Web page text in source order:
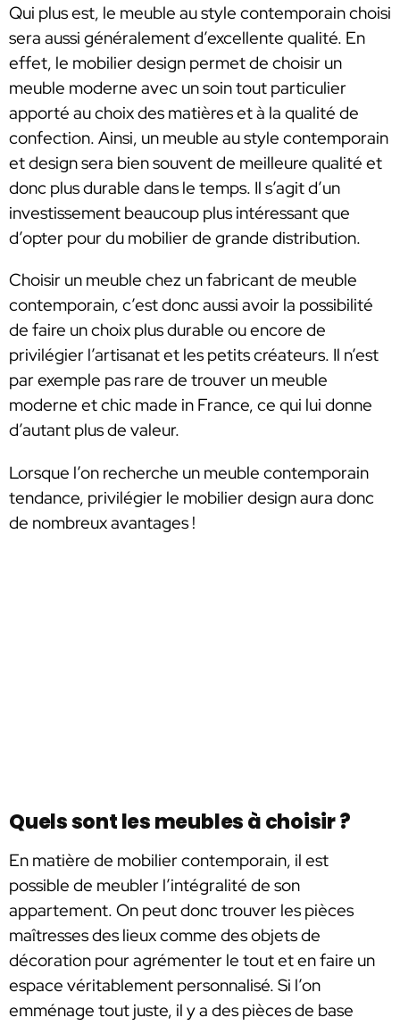
Qui plus est, le meuble au style contemporain choisi
sera aussi généralement d’excellente qualité. En
effet, le mobilier design permet de choisir un
meuble moderne avec un soin tout particulier
apporté au choix des matières et à la qualité de
confection. Ainsi, un meuble au style contemporain
et design sera bien souvent de meilleure qualité et
donc plus durable dans le temps. Il s’agit d’un
investissement beaucoup plus intéressant que
d’opter pour du mobilier de grande distribution.
Choisir un meuble chez un fabricant de meuble
contemporain, c’est donc aussi avoir la possibilité
de faire un choix plus durable ou encore de
privilégier l’artisanat et les petits créateurs. Il n’est
par exemple pas rare de trouver un meuble
moderne et chic made in France, ce qui lui donne
d’autant plus de valeur.
Lorsque l’on recherche un meuble contemporain
tendance, privilégier le mobilier design aura donc
de nombreux avantages !
Quels sont les meubles à choisir ?
En matière de mobilier contemporain, il est
possible de meubler l’intégralité de son
appartement. On peut donc trouver les pièces
maîtresses des lieux comme des objets de
décoration pour agrémenter le tout et en faire un
espace véritablement personnalisé. Si l’on
emménage tout juste, il y a des pièces de base